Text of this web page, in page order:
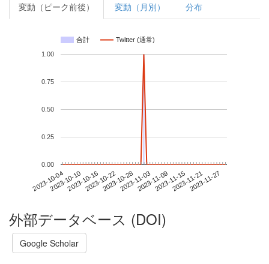
変動（ピーク前後） 変動（月別） 分布
合計 Twitter (通常)
2023-10-042023-10-102023-10-162023-10-222023-10-282023-11-032023-11-092023-11-152023-11-212023-11-27
0.00
0.25
0.50
0.75
1.00
外部データベース (DOI)
Google Scholar